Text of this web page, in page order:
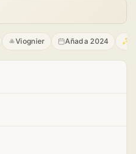
Viognier Añada 2024 ✨